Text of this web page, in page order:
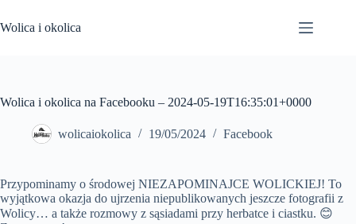
do
treści
Wolica i okolica
Wolica i okolica na Facebooku – 2024-05-19T16:35:01+0000
wolicaiokolica 19/05/2024 Facebook
Przypominamy o środowej NIEZAPOMINAJCE WOLICKIEJ! To
wyjątkowa okazja do ujrzenia niepublikowanych jeszcze fotografii z
Wolicy… a także rozmowy z sąsiadami przy herbatce i ciastku. 😊